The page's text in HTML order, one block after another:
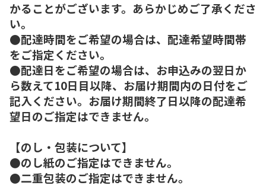
かることがございます。あらかじめご了承くださ
い。
●配達時間をご希望の場合は、配達希望時間帯
をご指定ください。
●配達日をご希望の場合は、お申込みの翌日か
ら数えて10日目以降、お届け期間内の日付をご
記入ください。お届け期間終了日以降の配達希
望日のご指定はできません。
【のし・包装について】
●のし紙のご指定はできません。
●二重包装のご指定はできません。